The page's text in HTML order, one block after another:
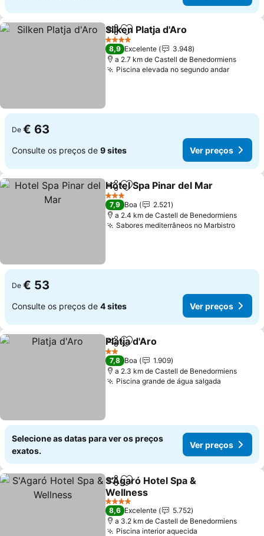
PartilharAdicionar aos favoritos
Silken Platja d'Aro
4 Estrelas
8,9 Excelente
3.948
a 2.7 km de Castell de Benedormiens
Piscina elevada no segundo andar
De € 63
Consulte os preços de 9 sites Ver preços
PartilharAdicionar aos favoritos
Hotel Spa Pinar del Mar
3 Estrelas
7,9 Boa
2.521
a 2.4 km de Castell de Benedormiens
Sabores mediterrâneos no Marbistro
De € 53
Consulte os preços de 4 sites Ver preços
PartilharAdicionar aos favoritos
Platja d'Aro
2 Estrelas
7,8 Boa
1.909
a 2.3 km de Castell de Benedormiens
Piscina grande de água salgada
Selecione as datas para ver os preços
exatos.
Ver preços
PartilharAdicionar aos favoritos
S'Agaró Hotel Spa &
Wellness
4 Estrelas
8,6 Excelente
5.752
a 3.2 km de Castell de Benedormiens
Piscina interior aquecida